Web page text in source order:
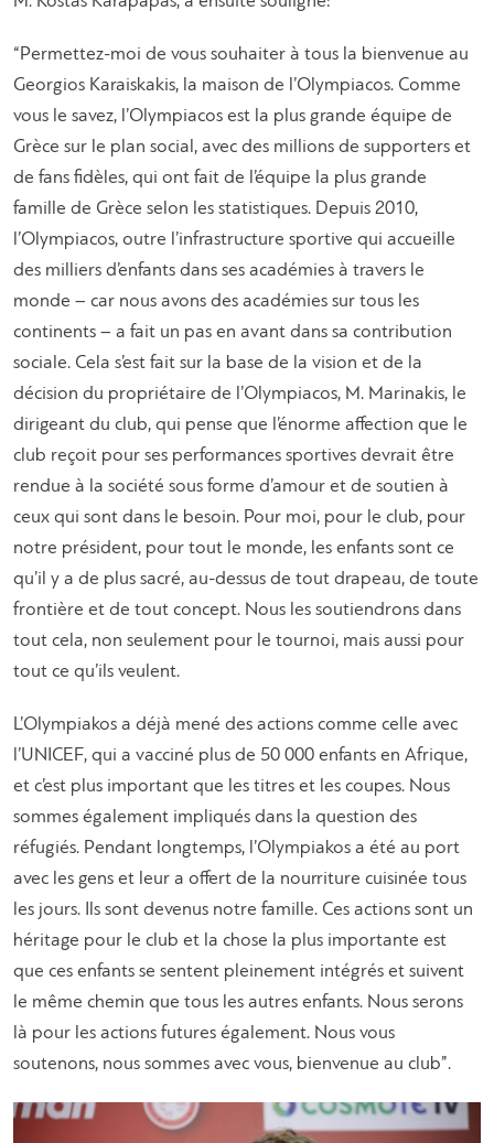
“Permettez-moi de vous souhaiter à tous la bienvenue au
Georgios Karaiskakis, la maison de l’Olympiacos. Comme
vous le savez, l’Olympiacos est la plus grande équipe de
Grèce sur le plan social, avec des millions de supporters et
de fans fidèles, qui ont fait de l’équipe la plus grande
famille de Grèce selon les statistiques. Depuis 2010,
l’Olympiacos, outre l’infrastructure sportive qui accueille
des milliers d’enfants dans ses académies à travers le
monde – car nous avons des académies sur tous les
continents – a fait un pas en avant dans sa contribution
sociale. Cela s’est fait sur la base de la vision et de la
décision du propriétaire de l’Olympiacos, M. Marinakis, le
dirigeant du club, qui pense que l’énorme affection que le
club reçoit pour ses performances sportives devrait être
rendue à la société sous forme d’amour et de soutien à
ceux qui sont dans le besoin. Pour moi, pour le club, pour
notre président, pour tout le monde, les enfants sont ce
qu’il y a de plus sacré, au-dessus de tout drapeau, de toute
frontière et de tout concept. Nous les soutiendrons dans
tout cela, non seulement pour le tournoi, mais aussi pour
tout ce qu’ils veulent.
L’Olympiakos a déjà mené des actions comme celle avec
l’UNICEF, qui a vacciné plus de 50 000 enfants en Afrique,
et c’est plus important que les titres et les coupes. Nous
sommes également impliqués dans la question des
réfugiés. Pendant longtemps, l’Olympiakos a été au port
avec les gens et leur a offert de la nourriture cuisinée tous
les jours. Ils sont devenus notre famille. Ces actions sont un
héritage pour le club et la chose la plus importante est
que ces enfants se sentent pleinement intégrés et suivent
le même chemin que tous les autres enfants. Nous serons
là pour les actions futures également. Nous vous
soutenons, nous sommes avec vous, bienvenue au club”.